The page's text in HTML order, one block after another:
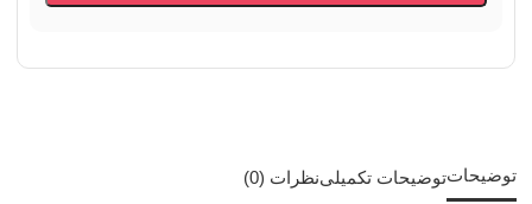
توضیحاتتوضیحات تکمیلینظرات (0)